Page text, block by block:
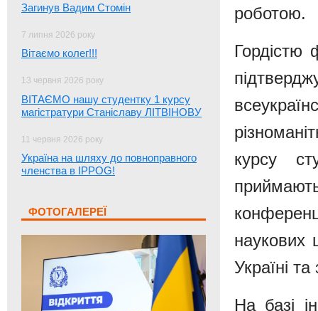
роботою.
Гордістю
курсу
наукових
Україні
На базі
Загинув Вадим Стомін
7 липня 2026 року
Вітаємо колег!!!
13 червня 2026 року
ВІТАЄМО нашу студентку 1 курсу
магістратури Станіславу ЛІТВІНОВУ
11 червня 2026 року
Україна на шляху до повноправного
членства в IPPOG!
ФОТОГАЛЕРЕЇ